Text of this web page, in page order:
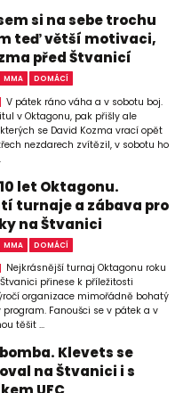
si na sebe trochu
teď větší motivaci,
před Štvanicí
MMA DOMÁCÍ
V pátek ráno váha a v sobotu boj.
v Oktagonu, pak přišly ale
se David Kozma vrací opět
nezdarech zvítězil, v sobotu ho
let Oktagonu.
turnaje a zábava pro
na Štvanici
MMA DOMÁCÍ
Nejkrásnější turnaj Oktagonu roku
přinese k příležitosti
organizace mimořádně bohatý
program. Fanoušci se v pátek a v
těšit ...
Klevets se
na Štvanici i s